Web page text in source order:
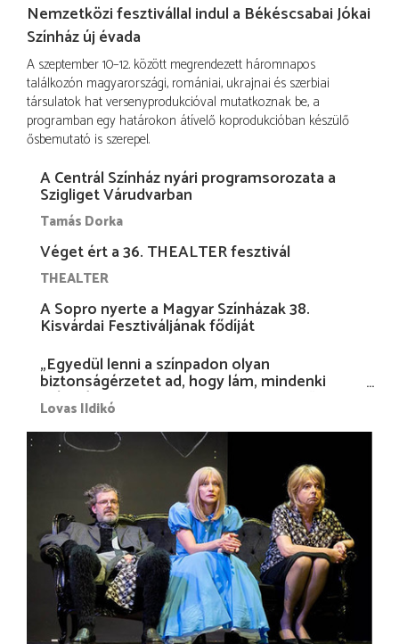
Nemzetközi fesztivállal indul a Békéscsabai Jókai
Színház új évada
A szeptember 10–12. között megrendezett háromnapos
találkozón magyarországi, romániai, ukrajnai és szerbiai
társulatok hat versenyprodukcióval mutatkoznak be, a
programban egy határokon átívelő koprodukcióban készülő
ősbemutató is szerepel.
A Centrál Színház nyári programsorozata a
Szigliget Várudvarban
Tamás Dorka
Véget ért a 36. THEALTER fesztivál
THEALTER
A Sopro nyerte a Magyar Színházak 38.
Kisvárdai Fesztiváljának fődíját
„Egyedül lenni a színpadon olyan
biztonságérzetet ad, hogy lám, mindenki
más nélkül is megvagyok magammal…”
Lovas Ildikó